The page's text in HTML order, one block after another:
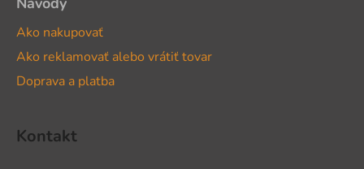
Ako nakupovať
Ako reklamovať alebo vrátiť tovar
Doprava a platba
Kontakt